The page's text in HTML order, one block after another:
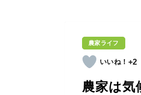
農家ライフ
+2
農家は